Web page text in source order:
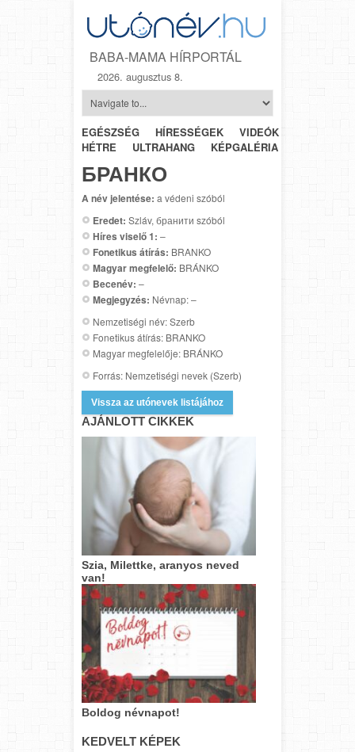
BABA-MAMA HÍRPORTÁL
2026. augusztus 8.
EGÉSZSÉG HÍRESSÉGEK VIDEÓK
HÉTRŐL-
HÉTRE
ULTRAHANG KÉPGALÉRIA
БРАНКО
A név jelentése: a védeni szóból
Eredet: Szláv, бранити szóból
Híres viselő 1: –
Fonetikus átírás: BRANKO
Magyar megfelelő: BRÁNKO
Becenév: –
Megjegyzés: Névnap: –
Nemzetiségi név: Szerb
Fonetikus átírás: BRANKO
Magyar megfelelője: BRÁNKO
Forrás: Nemzetiségi nevek (Szerb)
Vissza az utónevek listájához
AJÁNLOTT CIKKEK
Szia, Milettke, aranyos neved
van!
Boldog névnapot!
KEDVELT KÉPEK